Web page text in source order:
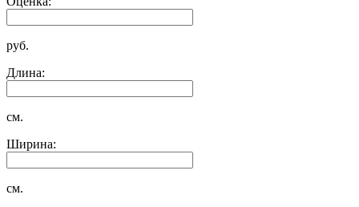
руб.
Длина:
см.
Ширина:
см.